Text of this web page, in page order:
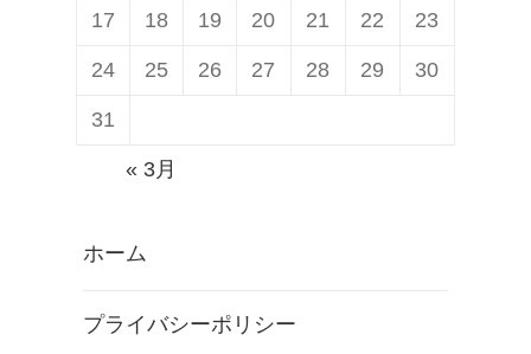
17 18 19 20 21 22 23
24 25 26 27 28 29 30
31
« 3月
ホーム
プライバシーポリシー